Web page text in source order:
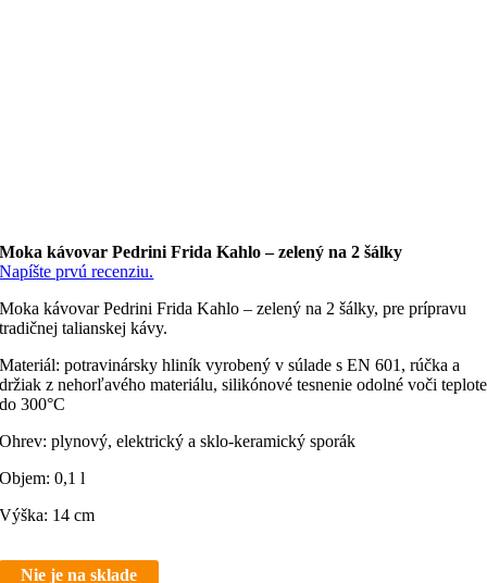
Moka kávovar Pedrini Frida Kahlo – zelený na 2 šálky
Napíšte prvú recenziu.
Moka kávovar Pedrini Frida Kahlo – zelený na 2 šálky, pre prípravu
tradičnej talianskej kávy.
Materiál: potravinársky hliník vyrobený v súlade s EN 601, rúčka a
držiak z nehorľavého materiálu, silikónové tesnenie odolné voči teplote
do 300°C
Ohrev: plynový, elektrický a sklo-keramický sporák
Objem: 0,1 l
Výška: 14 cm
Nie je na sklade